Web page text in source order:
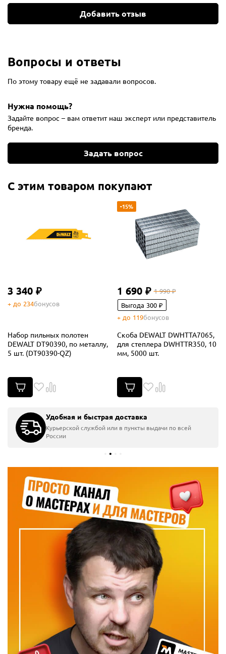
Добавить отзыв
Вопросы и ответы
По этому товару ещё не задавали вопросов.
Нужна помощь?
Задайте вопрос – вам ответит наш эксперт или представитель
бренда.
Задать вопрос
С этим товаром покупают
3 340 ₽
+ до 234бонусов
Набор пильных полотен
DEWALT DT90390, по металлу,
5 шт. (DT90390-QZ)
-15%
1 690 ₽ 1 990 ₽
Выгода 300 ₽
+ до 119бонусов
Скоба DEWALT DWHTTA7065,
для степлера DWHTTR350, 10
мм, 5000 шт.
Удобная и быстрая доставка
Курьерской службой или в пункты выдачи по всей
России